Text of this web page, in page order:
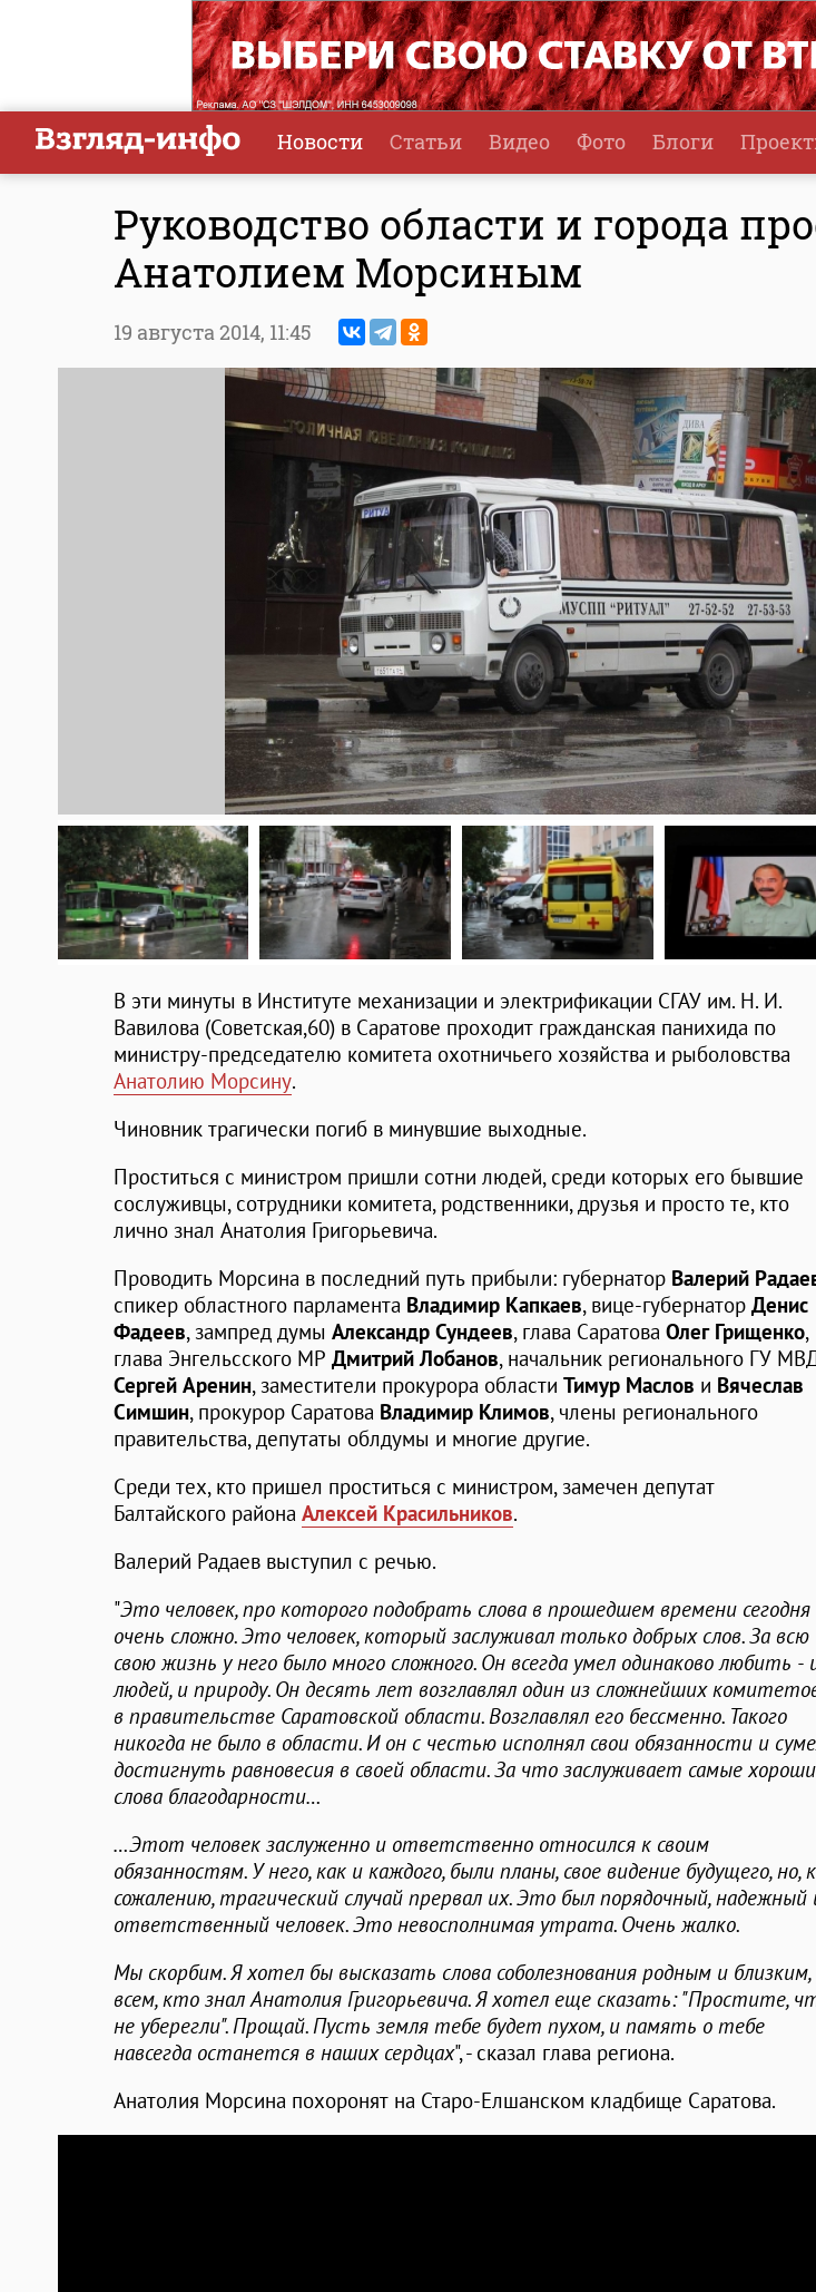
Новости Статьи Видео Фото Блоги
Руководство области и города
Анатолием Морсиным
19 августа 2014, 11:45
В эти минуты в Институте механизации и электрификации СГАУ им. Н. И.
Вавилова (Советская,60) в Саратове проходит гражданская панихида по
министру-председателю комитета охотничьего хозяйства и рыболовства
Анатолию Морсину.
Чиновник трагически погиб в минувшие выходные.
Проститься с министром пришли сотни людей, среди которых его бывшие
сослуживцы, сотрудники комитета, родственники, друзья и просто те, кто
лично знал Анатолия Григорьевича.
Проводить Морсина в последний путь прибыли: губернатор Валерий
спикер областного парламента Владимир Капкаев, вице-губернатор Денис
Фадеев, зампред думы Александр Сундеев, глава Саратова Олег Грищенко,
глава Энгельсского МР Дмитрий Лобанов, начальник регионального ГУ
Сергей Аренин, заместители прокурора области Тимур Маслов и Вячеслав
Симшин, прокурор Саратова Владимир Климов, члены регионального
правительства, депутаты облдумы и многие другие.
Среди тех, кто пришел проститься с министром, замечен депутат
Балтайского района Алексей Красильников.
Валерий Радаев выступил с речью.
"Это человек, про которого подобрать слова в прошедшем времени сегодня
очень сложно. Это человек, который заслуживал только добрых слов. За всю
свою жизнь у него было много сложного. Он всегда умел одинаково любить -
людей, и природу. Он десять лет возглавлял один из сложнейших
в правительстве Саратовской области. Возглавлял его бессменно. Такого
никогда не было в области. И он с честью исполнял свои обязанности и
достигнуть равновесия в своей области. За что заслуживает самые
слова благодарности…
…Этот человек заслуженно и ответственно относился к своим
обязанностям. У него, как и каждого, были планы, свое видение будущего, но, к
сожалению, трагический случай прервал их. Это был порядочный, надежный
ответственный человек. Это невосполнимая утрата. Очень жалко.
Мы скорбим. Я хотел бы высказать слова соболезнования родным и близким,
всем, кто знал Анатолия Григорьевича. Я хотел еще сказать: "Простите,
не уберегли". Прощай. Пусть земля тебе будет пухом, и память о тебе
навсегда останется в наших сердцах", - сказал глава региона.
Анатолия Морсина похоронят на Старо-Елшанском кладбище Саратова.